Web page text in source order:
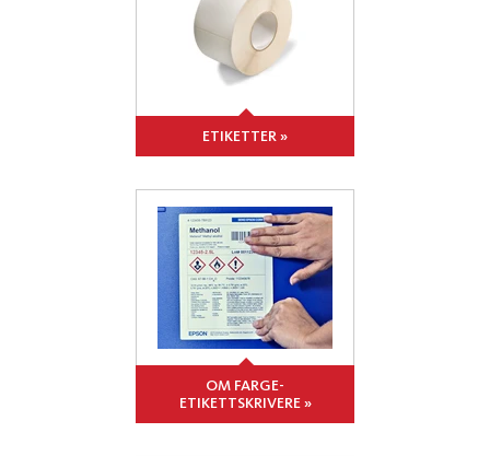
ETIKETTER »
OM FARGE-
ETIKETTSKRIVERE »